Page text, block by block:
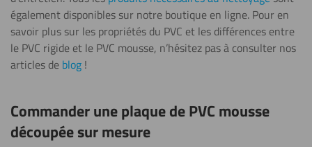
également disponibles sur notre boutique en ligne. Pour en
savoir plus sur les propriétés du PVC et les différences entre
le PVC rigide et le PVC mousse, n’hésitez pas à consulter nos
articles de blog !
Commander une plaque de PVC mousse
découpée sur mesure